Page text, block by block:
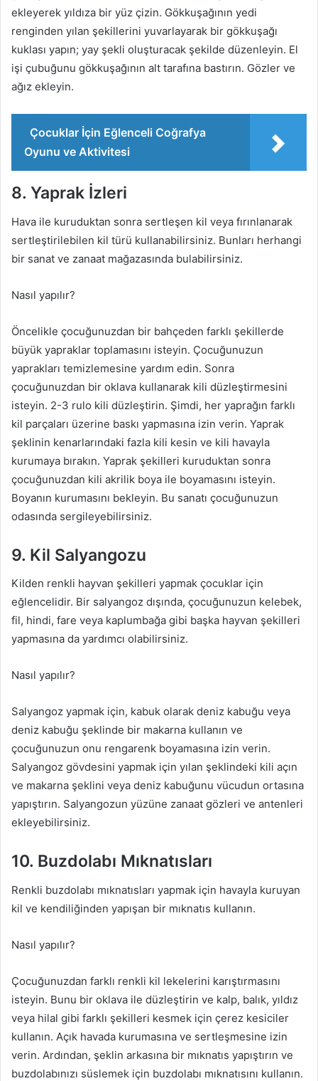
ekleyerek yıldıza bir yüz çizin. Gökkuşağının yedi
renginden yılan şekillerini yuvarlayarak bir gökkuşağı
kuklası yapın; yay şekli oluşturacak şekilde düzenleyin. El
işi çubuğunu gökkuşağının alt tarafına bastırın. Gözler ve
ağız ekleyin.
Çocuklar İçin Eğlenceli Coğrafya
Oyunu ve Aktivitesi
8. Yaprak İzleri
Hava ile kuruduktan sonra sertleşen kil veya fırınlanarak
sertleştirilebilen kil türü kullanabilirsiniz. Bunları herhangi
bir sanat ve zanaat mağazasında bulabilirsiniz.
Nasıl yapılır?
Öncelikle çocuğunuzdan bir bahçeden farklı şekillerde
büyük yapraklar toplamasını isteyin. Çocuğunuzun
yaprakları temizlemesine yardım edin. Sonra
çocuğunuzdan bir oklava kullanarak kili düzleştirmesini
isteyin. 2-3 rulo kili düzleştirin. Şimdi, her yaprağın farklı
kil parçaları üzerine baskı yapmasına izin verin. Yaprak
şeklinin kenarlarındaki fazla kili kesin ve kili havayla
kurumaya bırakın. Yaprak şekilleri kuruduktan sonra
çocuğunuzdan kili akrilik boya ile boyamasını isteyin.
Boyanın kurumasını bekleyin. Bu sanatı çocuğunuzun
odasında sergileyebilirsiniz.
9. Kil Salyangozu
Kilden renkli hayvan şekilleri yapmak çocuklar için
eğlencelidir. Bir salyangoz dışında, çocuğunuzun kelebek,
fil, hindi, fare veya kaplumbağa gibi başka hayvan şekilleri
yapmasına da yardımcı olabilirsiniz.
Nasıl yapılır?
Salyangoz yapmak için, kabuk olarak deniz kabuğu veya
deniz kabuğu şeklinde bir makarna kullanın ve
çocuğunuzun onu rengarenk boyamasına izin verin.
Salyangoz gövdesini yapmak için yılan şeklindeki kili açın
ve makarna şeklini veya deniz kabuğunu vücudun ortasına
yapıştırın. Salyangozun yüzüne zanaat gözleri ve antenleri
ekleyebilirsiniz.
10. Buzdolabı Mıknatısları
Renkli buzdolabı mıknatısları yapmak için havayla kuruyan
kil ve kendiliğinden yapışan bir mıknatıs kullanın.
Nasıl yapılır?
Çocuğunuzdan farklı renkli kil lekelerini karıştırmasını
isteyin. Bunu bir oklava ile düzleştirin ve kalp, balık, yıldız
veya hilal gibi farklı şekilleri kesmek için çerez kesiciler
kullanın. Açık havada kurumasına ve sertleşmesine izin
verin. Ardından, şeklin arkasına bir mıknatıs yapıştırın ve
buzdolabınızı süslemek için buzdolabı mıknatısını kullanın.